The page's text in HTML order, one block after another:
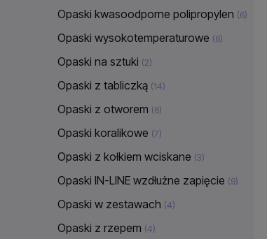
Opaski kwasoodporne polipropylen (6)
Opaski wysokotemperaturowe (6)
Opaski na sztuki (2)
Opaski z tabliczką (14)
Opaski z otworem (6)
Opaski koralikowe (7)
Opaski z kołkiem wciskane (3)
Opaski IN-LINE wzdłużne zapięcie (9)
Opaski w zestawach (4)
Opaski z rzepem (4)